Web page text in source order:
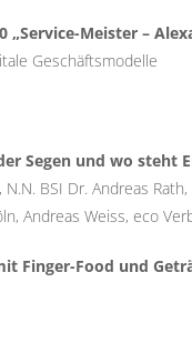
Meister –
Geschäftsmodelle
Segen und wo steht
BSI Dr. Andreas
Andreas Weiss, eco
Finger-Food und